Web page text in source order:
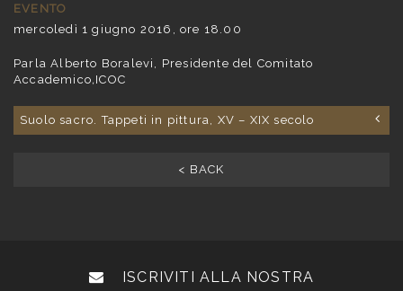
EVENTO
mercoledì 1 giugno 2016, ore 18.00
Parla Alberto Boralevi, Presidente del Comitato
Accademico, ICOC
Suolo sacro. Tappeti in pittura, XV – XIX secolo
< BACK
ISCRIVITI ALLA NOSTRA